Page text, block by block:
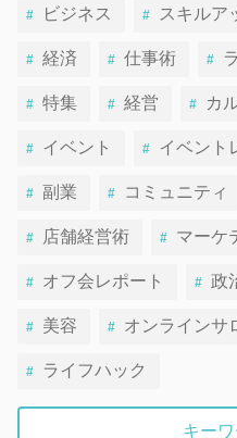
ビジネス スキルア
経済 仕事術
特集 経営 カ
イベント イベント
副業 コミュニティ
店舗経営術 マーケ
オフ会レポート 政
美容 オンラインサ
ライフハック
キー